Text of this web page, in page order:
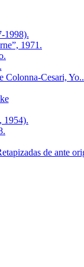
1998).
1971.
Colonna-Cesari,
1954).
de ante